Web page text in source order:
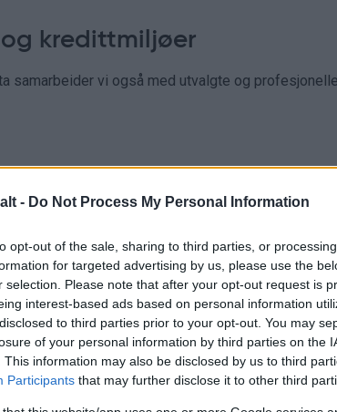
- Do Not Process My Personal Information
opt-out of the sale, sharing to third parties, or
for targeted advertising by us, please use the
selection. Please note that after your opt-out request is
interest-based ads based on personal information
to third parties prior to your opt-out. You may
of your personal information by third parties on the
This information may also be disclosed by us to third
Participants that may further disclose it to other third
kredittmiljøer
samarbeider vi også med utvalgte og profesjonelle